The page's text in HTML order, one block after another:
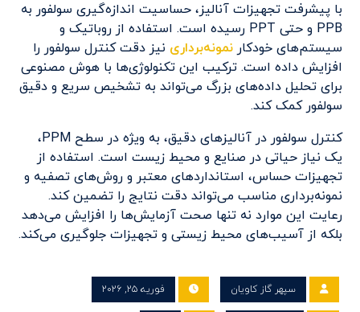
با پیشرفت تجهیزات آنالیز، حساسیت اندازه‌گیری سولفور به
PPB و حتی PPT رسیده است. استفاده از روباتیک و
سیستم‌های خودکار نمونه‌برداری نیز دقت کنترل سولفور را
افزایش داده است. ترکیب این تکنولوژی‌ها با هوش مصنوعی
برای تحلیل داده‌های بزرگ می‌تواند به تشخیص سریع و دقیق
سولفور کمک کند.
کنترل سولفور در آنالیزهای دقیق، به ویژه در سطح PPM،
یک نیاز حیاتی در صنایع و محیط زیست است. استفاده از
تجهیزات حساس، استانداردهای معتبر و روش‌های تصفیه و
نمونه‌برداری مناسب می‌تواند دقت نتایج را تضمین کند.
رعایت این موارد نه تنها صحت آزمایش‌ها را افزایش می‌دهد
بلکه از آسیب‌های محیط زیستی و تجهیزات جلوگیری می‌کند.
سپهر گاز کاویان فوریه ۲۵, ۲۰۲۶